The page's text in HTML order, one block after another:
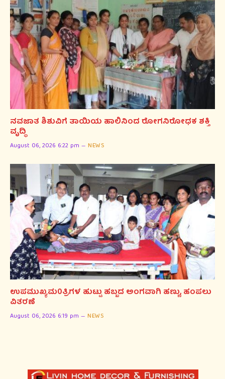
ನವಜಾತ ಶಿಶುವಿಗೆ ತಾಯಿಯ ಹಾಲಿನಿಂದ ರೋಗನಿರೋಧಕ ಶಕ್ತಿ
ವೃದ್ಧಿ
August 06, 2026 6:22 pm NEWS
ಉಪಮುಖ್ಯಮ0ತ್ರಿಗಳ ಹುಟ್ಟು ಹಬ್ಬದ ಅಂಗವಾಗಿ ಹಣ್ಣು, ಹಂಪಲು
ವಿತರಣೆ
August 06, 2026 6:19 pm NEWS